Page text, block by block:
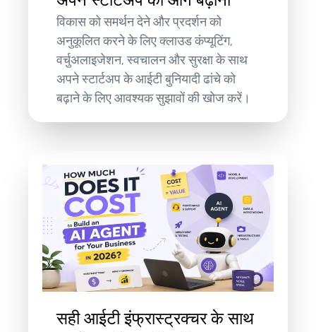
विकास को समर्थन देने और प्रदर्शन को
अनुकूलित करने के लिए क्लाउड कंप्यूटिंग,
वर्चुअलाइजेशन, स्वचालन और सुरक्षा के साथ
अपने स्टार्टअप के आईटी बुनियादी ढांचे को
बढ़ाने के लिए आवश्यक सुझावों की खोज करें।
सही आईटी इंफ्रास्ट्रक्चर के साथ